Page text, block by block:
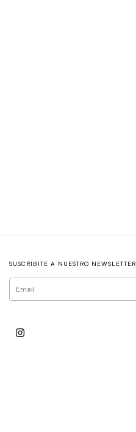
SUSCRIBITE A NUESTRO NEWSLETTER